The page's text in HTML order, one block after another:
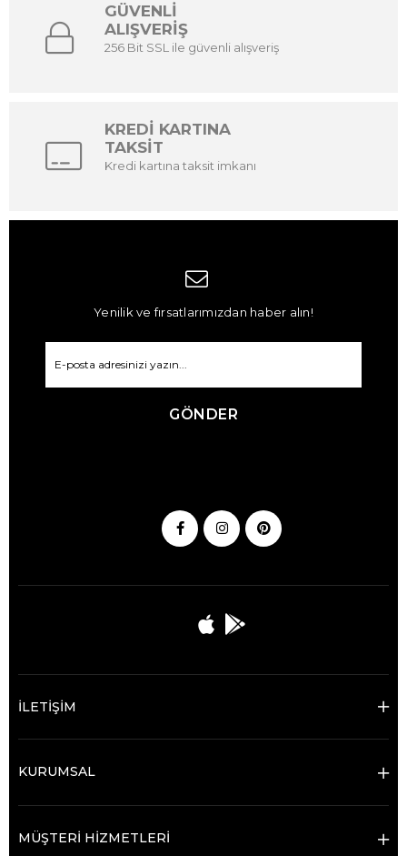
GÜVENLİ
ALIŞVERİŞ
256 Bit SSL ile güvenli alışveriş
KREDİ KARTINA
TAKSİT
Kredi kartına taksit imkanı
Yenilik ve fırsatlarımızdan haber alın!
GÖNDER
İLETİŞİM
KURUMSAL
MÜŞTERİ HİZMETLERİ